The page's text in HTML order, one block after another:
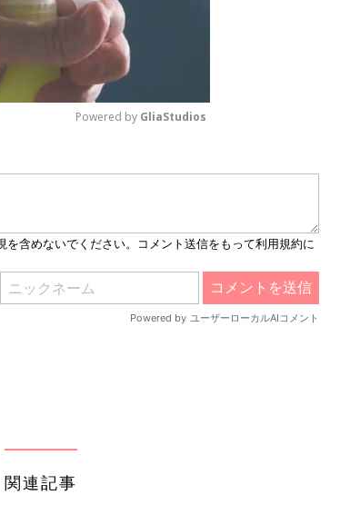
M
e
Powered by GliaStudios
関連記事